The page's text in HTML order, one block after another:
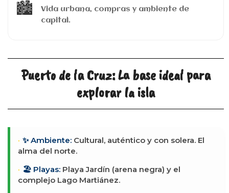
🏙️
Vida urbana, compras y ambiente de
capital.
Puerto de la Cruz: La base ideal para
explorar la isla
✨ Ambiente: Cultural, auténtico y con solera. El
alma del norte.
🏖️ Playas: Playa Jardín (arena negra) y el
complejo Lago Martiánez.